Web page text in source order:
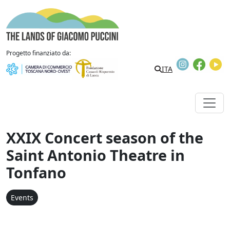
Skip to content
Progetto finanziato da:
ITA
Instagram
XXIX Concert season of the
Saint Antonio Theatre in
Tonfano
Events